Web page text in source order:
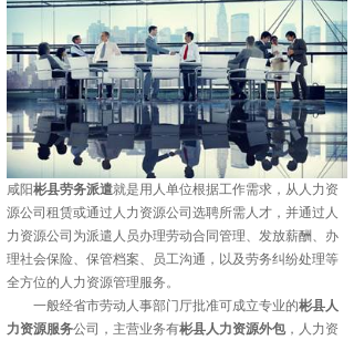
咸阳彬县劳务派遣就是用人单位根据工作需求，从人力资
源公司租赁或通过人力资源公司选聘所需人才，并通过人
力资源公司为派遣人员办理劳动合同管理、发放薪酬、办
理社会保险、保管档案、员工沟通，以及劳务纠纷处理等
全方位的人力资源管理服务。
一般经省市劳动人事部门厅批准可成立专业的彬县人
力资源服务公司，主营业务有彬县人力资源外包，人力资